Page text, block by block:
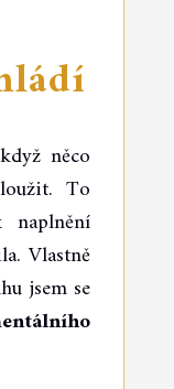
něco
To
Vlastně
jsem se